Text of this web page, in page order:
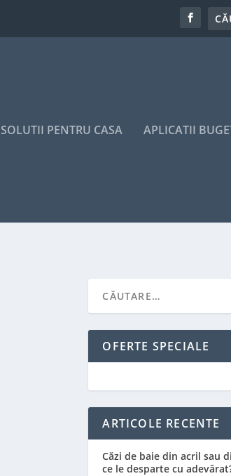
SOLUTII PENTRU CASA APLICATII
OFERTE SPECIALE
ARTICOLE RECENTE
Căzi de baie din acril sau
ce le desparte cu